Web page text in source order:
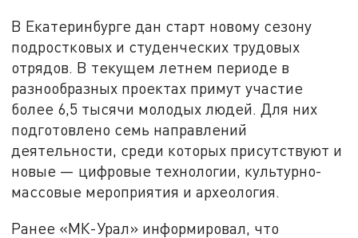
В Екатеринбурге дан старт новому сезону
подростковых и студенческих трудовых
отрядов. В текущем летнем периоде в
разнообразных проектах примут участие
более 6,5 тысячи молодых людей. Для них
подготовлено семь направлений
деятельности, среди которых присутствуют и
новые — цифровые технологии, культурно-
массовые мероприятия и археология.
Ранее «МК-Урал» информировал, что